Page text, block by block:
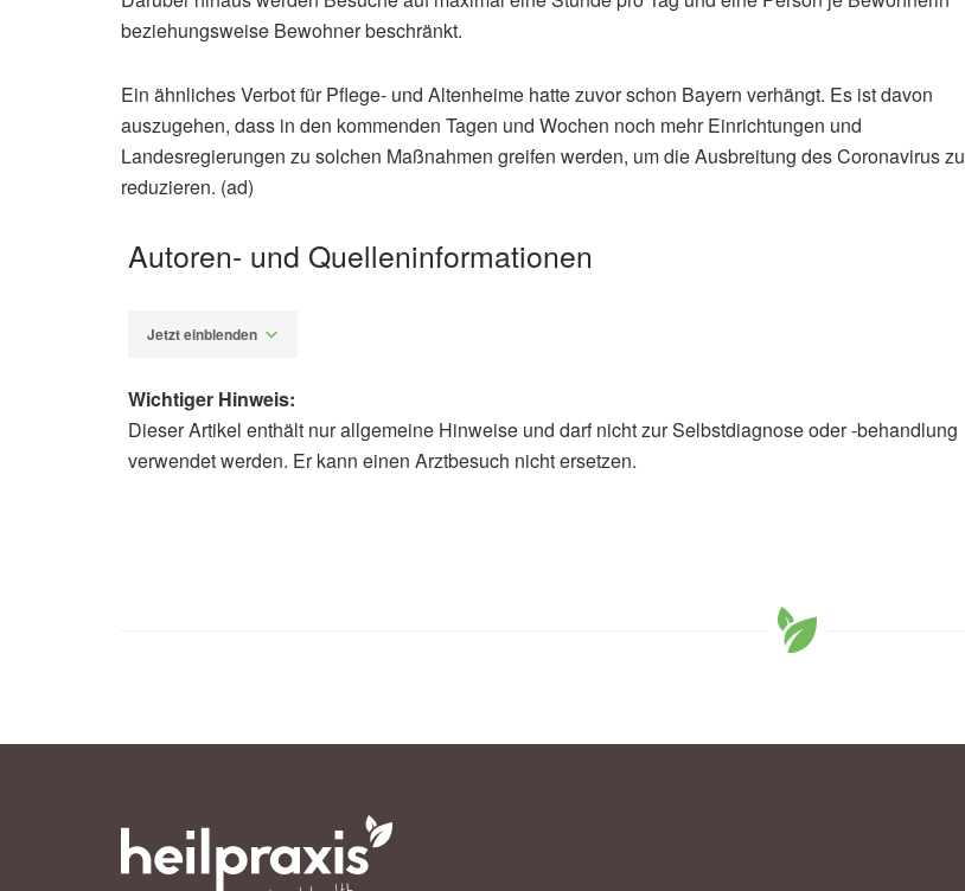
beziehungsweise Bewohner beschränkt.
Ein ähnliches Verbot für Pflege- und Altenheime hatte zuvor schon Bayern verhängt. Es ist davon
auszugehen, dass in den kommenden Tagen und Wochen noch mehr Einrichtungen und
Landesregierungen zu solchen Maßnahmen greifen werden, um die Ausbreitung des Coronavirus zu
reduzieren. (ad)
Autoren- und Quelleninformationen
Jetzt einblenden
Alfred Domke
Landesregierung Nordrhein-Westfalen
Wichtiger Hinweis:
Dieser Artikel enthält nur allgemeine Hinweise und darf nicht zur Selbstdiagnose oder -behandlung
verwendet werden. Er kann einen Arztbesuch nicht ersetzen.